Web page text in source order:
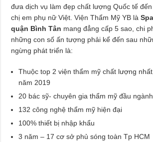
đưa dịch vụ làm đẹp chất lượng Quốc tế
chị em phụ nữ Việt. Viện Thẩm Mỹ YB là
quận Bình Tân mang đẳng cấp 5 sao, chi
những con số ấn tượng phải kể đến sau
ngừng phát triển là:
Thuộc top 2 viện thẩm mỹ chất lượng
năm 2019
20 bác sỹ- chuyên gia thẩm mỹ đầu
132 công nghệ thẩm mỹ hiện đại
100% thiết bị nhập khẩu
3 năm – 17 cơ sở phủ sóng toàn Tp HCM